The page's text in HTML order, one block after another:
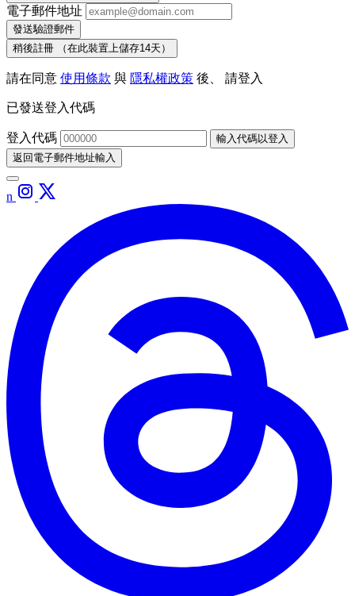
電子郵件地址
發送驗證郵件
稍後註冊
（在此裝置上儲存14天）
請在同意 使用條款 與 隱私權政策 後、 請登入
已發送登入代碼
登入代碼
輸入代碼以登入
返回電子郵件地址輸入
n